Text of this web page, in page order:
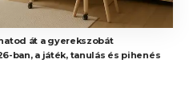
át a gyerekszobát
ban, a játék, tanulás és pihenés